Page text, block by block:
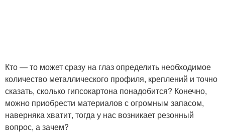
Кто — то может сразу на глаз определить необходимое
количество металлического профиля, креплений и точно
сказать, сколько гипсокартона понадобится? Конечно,
можно приобрести материалов с огромным запасом,
наверняка хватит, тогда у нас возникает резонный
вопрос, а зачем?